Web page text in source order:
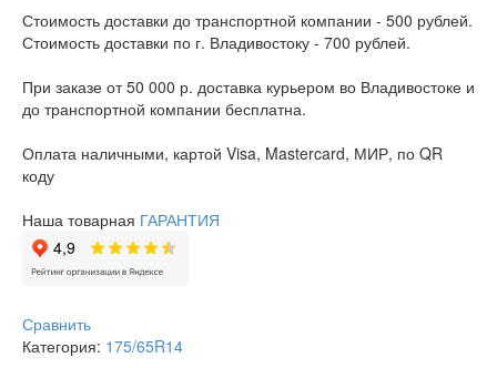
Стоимость доставки до транспортной компании - 500 рублей.
Стоимость доставки по г. Владивостоку - 700 рублей.
При заказе от 50 000 р. доставка курьером во Владивостоке и
до транспортной компании бесплатна.
Оплата наличными, картой Visa, Mastercard, МИР, по QR
коду
Наша товарная ГАРАНТИЯ
Сравнить
Категория: 175/65R14